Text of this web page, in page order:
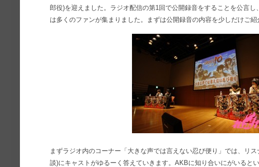
郎役)を迎えました。ラジオ配信の第1回で公開録音をすることを公言
は多くのファンが集まりました。まずは公開録音の内容を少しだけご紹
まずラジオ内のコーナー「大きな声では言えない忍び便り」では、リ
談)にキャストがゆるーく答えていきます。AKBに知り合いにがいると